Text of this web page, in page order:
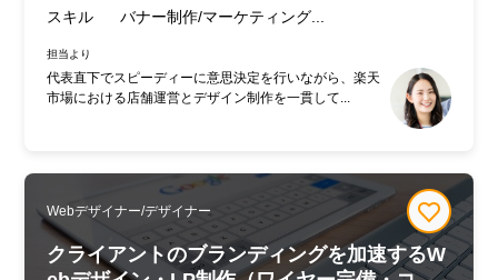
スキル
バナー制作/マーケティング...
担当より
代表直下でスピーディーに意思決定を行いながら、楽天
市場における店舗運営とデザイン制作を一貫して...
Webデザイナー/デザイナー
クライアントのブランディングを加速するW